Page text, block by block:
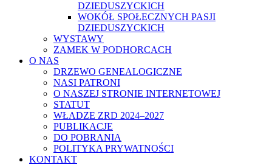
DZIEDUSZYCKICH
WOKÓŁ SPOŁECZNYCH PASJI
DZIEDUSZYCKICH
WYSTAWY
ZAMEK W PODHORCACH
O NAS
DRZEWO GENEALOGICZNE
NASI PATRONI
O NASZEJ STRONIE INTERNETOWEJ
STATUT
WŁADZE ZRD 2024–2027
PUBLIKACJE
DO POBRANIA
POLITYKA PRYWATNOŚCI
KONTAKT